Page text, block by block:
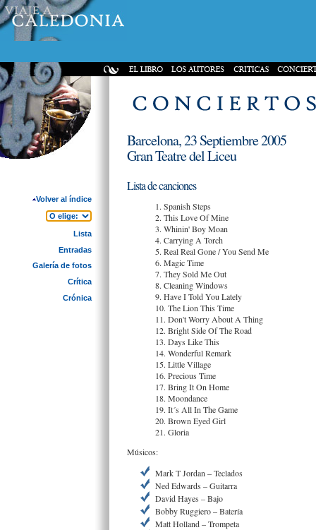
Volver al índice
Lista
Entradas
Galería de fotos
Crítica
Crónica
Barcelona, 23 Septiembre 2005
Gran Teatre del Liceu
Lista de canciones
1. Spanish Steps
2. This Love Of Mine
3. Whinin' Boy Moan
4. Carrying A Torch
5. Real Real Gone / You Send Me
6. Magic Time
7. They Sold Me Out
8. Cleaning Windows
9. Have I Told You Lately
10. The Lion This Time
11. Don't Worry About A Thing
12. Bright Side Of The Road
13. Days Like This
14. Wonderful Remark
15. Little Village
16. Precious Time
17. Bring It On Home
18. Moondance
19. It´s All In The Game
20. Brown Eyed Girl
21. Gloria
Músicos:
Mark T Jordan – Teclados
Ned Edwards – Guitarra
David Hayes – Bajo
Bobby Ruggiero – Batería
Matt Holland – Trompeta